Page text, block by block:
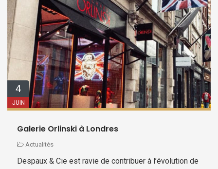
4
JUIN
Galerie Orlinski à Londres
Actualités
Despaux & Cie est ravie de contribuer à l’évolution de